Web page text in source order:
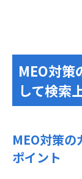
カテ
る方法
同住
信頼を両立
謝礼
MEO対策
して検索
MEO対策の
ポイント